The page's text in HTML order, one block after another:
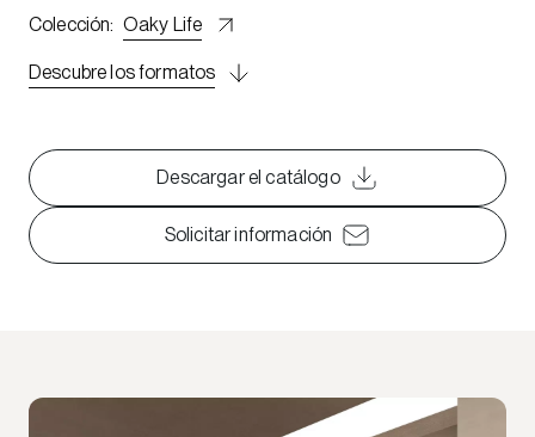
Colección: Oaky Life
Descubre los formatos
Descargar el catálogo
Solicitar información